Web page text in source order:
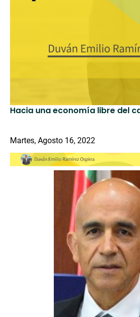
Hacia una economía libre del
Martes, Agosto 16, 2022